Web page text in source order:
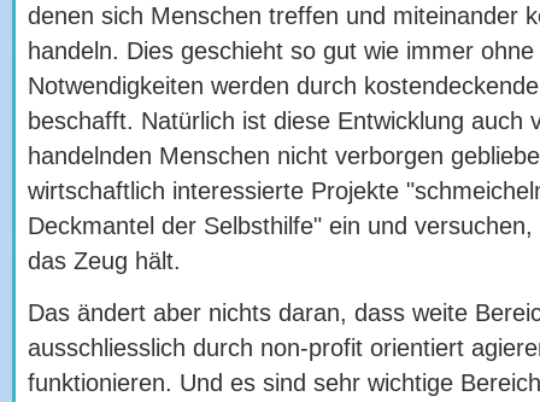
denen sich Menschen treffen und miteinander
handeln. Dies geschieht so gut wie immer
Notwendigkeiten werden durch
beschafft. Natürlich ist diese Entwicklung auch
handelnden Menschen nicht verborgen
wirtschaftlich interessierte Projekte
Deckmantel der Selbsthilfe" ein und
das Zeug hält.
Das ändert aber nichts daran, dass weite
ausschliesslich durch non-profit orientiert
funktionieren. Und es sind sehr wichtige